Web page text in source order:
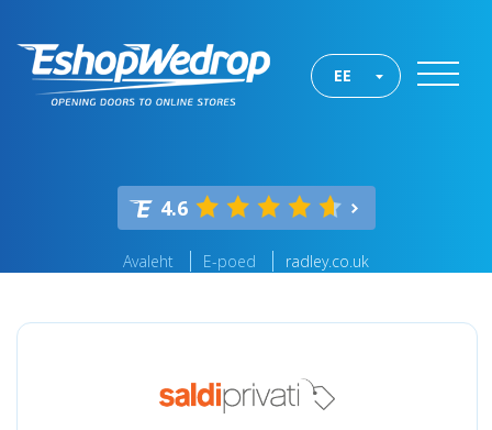
EE
4.6
Avaleht E-poed radley.co.uk